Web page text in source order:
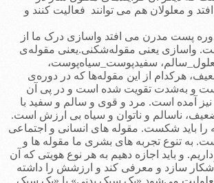
و معلولان هم می توانند فعالیت کنند و
پست مدرن می افتد واسازی درک ما از
واسازی یعنی مقوله‌شکنی.یعنی مقوله‌ی
سفید‌پوست_سیاه‌پوست،
هرکدام از این مقوله‌ها که در دوره‌ی
و به‌شدت تقویت شده است و در پی آن
آمده است. مرد و قوی و سالم و سفید با
ناسالم و ناتوان و سیاه بی ارزش است.
را باید شکست. مقوله های انسانی و اجتماعی
به تنوع تجربه های بشری ما مقوله ها و
و باید اجازه دهیم به هر نوع هویتی که آن
سازد و معرفی کند و ارزشش را داشته
می‌شود «یک سبک بدنی» یا «یک سبک